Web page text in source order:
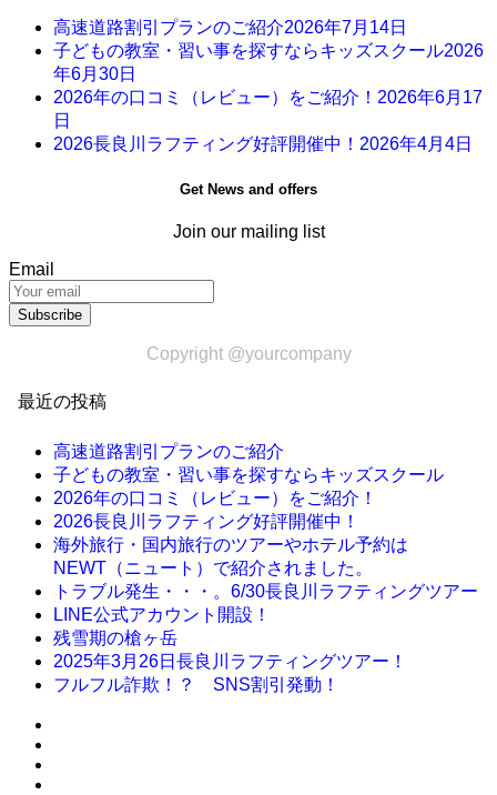
高速道路割引プランのご紹介2026年7月14日
子どもの教室・習い事を探すならキッズスクール2026
年6月30日
2026年の口コミ（レビュー）をご紹介！ 2026年6月17
日
2026長良川ラフティング好評開催中！ 2026年4月4日
Get News and offers
Join our mailing list
Email
Copyright @yourcompany
最近の投稿
高速道路割引プランのご紹介
子どもの教室・習い事を探すならキッズスクール
2026年の口コミ（レビュー）をご紹介！
2026長良川ラフティング好評開催中！
海外旅行・国内旅行のツアーやホテル予約は
NEWT（ニュート）で紹介されました。
トラブル発生・・・。6/30長良川ラフティングツアー
LINE公式アカウント開設！
残雪期の槍ヶ岳
2025年3月26日長良川ラフティングツアー！
フルフル詐欺！？ SNS割引発動！